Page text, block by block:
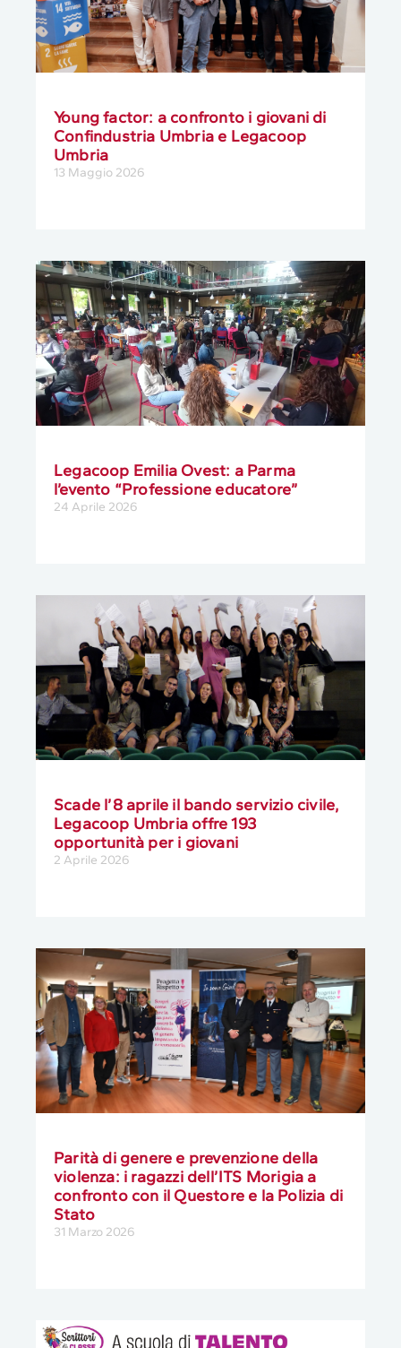
Young factor: a confronto i giovani di
Confindustria Umbria e Legacoop
Umbria
13 Maggio 2026
Legacoop Emilia Ovest: a Parma
l’evento “Professione educatore”
24 Aprile 2026
Scade l’8 aprile il bando servizio civile,
Legacoop Umbria offre 193
opportunità per i giovani
2 Aprile 2026
Parità di genere e prevenzione della
violenza: i ragazzi dell’ITS Morigia a
confronto con il Questore e la Polizia di
Stato
31 Marzo 2026